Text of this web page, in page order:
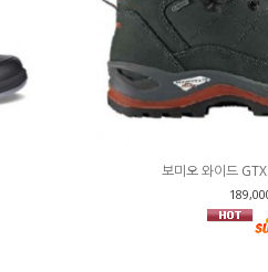
보미오 와이드